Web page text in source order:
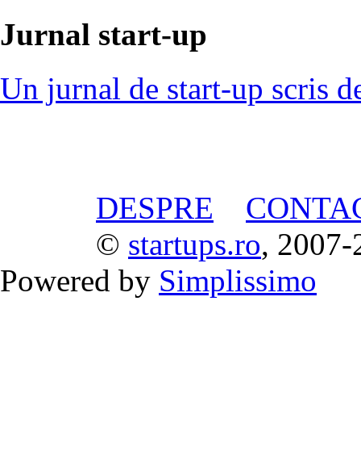
Jurnal start-up
Un jurnal de start-up scris
DESPRE
© startups.ro, 2007-
Powered by Simplissimo